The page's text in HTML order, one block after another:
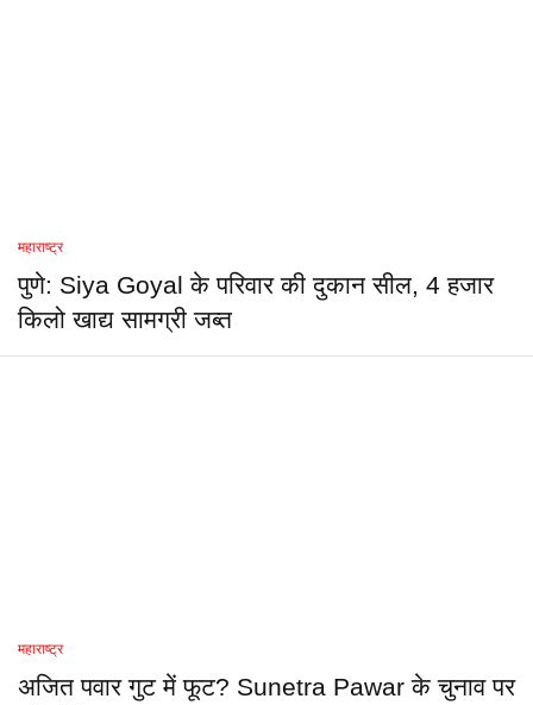
महाराष्ट्र
पुणे: Siya Goyal के परिवार की दुकान सील, 4 हजार
किलो खाद्य सामग्री जब्त
महाराष्ट्र
अजित पवार गुट में फूट? Sunetra Pawar के चुनाव पर